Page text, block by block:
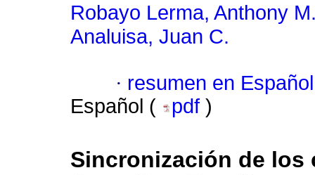
Robayo Lerma, Anthony
Analuisa, Juan C.
· resumen en Español
Español (
pdf )
Sincronización de los